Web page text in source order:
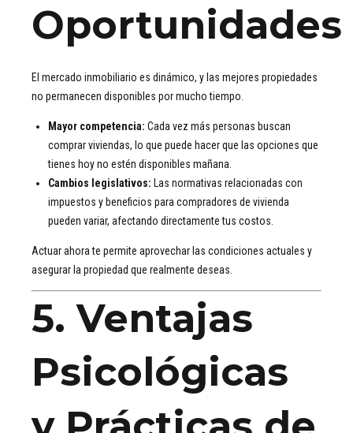
Oportunidades
El mercado inmobiliario es dinámico, y las mejores propiedades
no permanecen disponibles por mucho tiempo.
Mayor competencia: Cada vez más personas buscan
comprar viviendas, lo que puede hacer que las opciones que
tienes hoy no estén disponibles mañana.
Cambios legislativos: Las normativas relacionadas con
impuestos y beneficios para compradores de vivienda
pueden variar, afectando directamente tus costos.
Actuar ahora te permite aprovechar las condiciones actuales y
asegurar la propiedad que realmente deseas.
5. Ventajas
Psicológicas